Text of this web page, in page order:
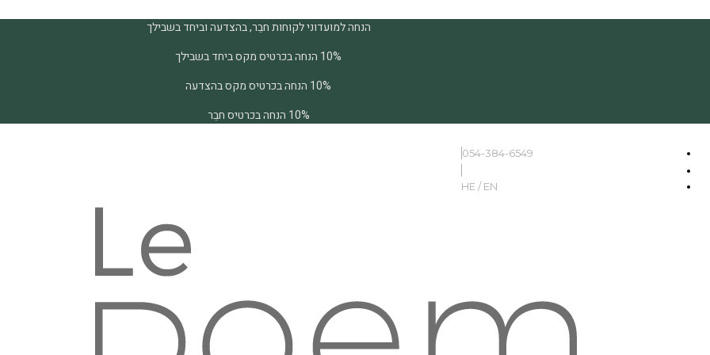
הנחה למועדוני לקוחות חבֵר, בהצדעה וביחד בשבילך
10% הנחה בכרטיס מקס ביחד בשבילך
10% הנחה בכרטיס מקס בהצדעה
10% הנחה בכרטיס חבֵר
054-384-6549
HE / EN